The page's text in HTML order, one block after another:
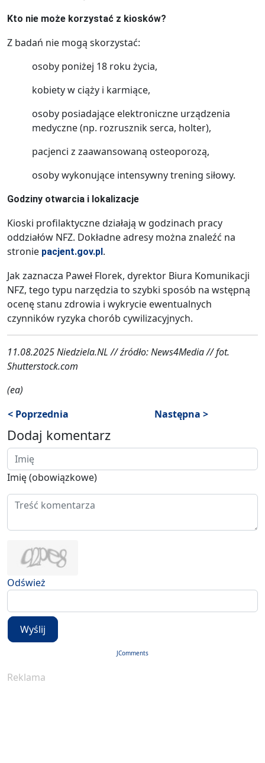
Kto nie może korzystać z kiosków?
Z badań nie mogą skorzystać:
osoby poniżej 18 roku życia,
kobiety w ciąży i karmiące,
osoby posiadające elektroniczne urządzenia
medyczne (np. rozrusznik serca, holter),
pacjenci z zaawansowaną osteoporozą,
osoby wykonujące intensywny trening siłowy.
Godziny otwarcia i lokalizacje
Kioski profilaktyczne działają w godzinach pracy
oddziałów NFZ. Dokładne adresy można znaleźć na
stronie pacjent.gov.pl.
Jak zaznacza Paweł Florek, dyrektor Biura Komunikacji
NFZ, tego typu narzędzia to szybki sposób na wstępną
ocenę stanu zdrowia i wykrycie ewentualnych
czynników ryzyka chorób cywilizacyjnych.
11.08.2025 Niedziela.NL // źródło: News4Media // fot.
Shutterstock.com
(ea)
< Poprzednia
Następna >
Dodaj komentarz
Imię (obowiązkowe)
Odśwież
Wyślij
JComments
Reklama